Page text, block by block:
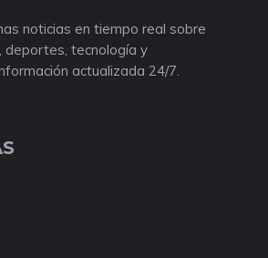
noticias en tiempo real sobre
deportes, tecnología y
actualizada 24/7.